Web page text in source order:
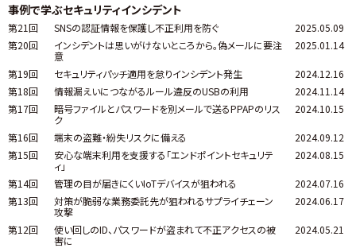
事例で学ぶセキュリティインシデント
第21回 SNSの認証情報を保護し不正利用を防ぐ
2025.05.09
第20回
インシデントは思いがけないところから。偽メールに要注
意
2025.01.14
第19回 セキュリティパッチ適用を怠りインシデント発生
2024.12.16
第18回
情報漏えいにつながるルール違反のUSBの利用
2024.11.14
第17回
暗号ファイルとパスワードを別メールで送るPPAPのリス
ク
2024.10.15
第16回 端末の盗難・紛失リスクに備える
2024.09.12
第15回
安心な端末利用を支援する「エンドポイントセキュリテ
ィ」
2024.08.15
第14回 管理の目が届きにくいIoTデバイスが狙われる
2024.07.16
第13回
対策が脆弱な業務委託先が狙われるサプライチェーン
攻撃
2024.06.17
第12回
使い回しのID、パスワードが盗まれて不正アクセスの被
害に
2024.05.21